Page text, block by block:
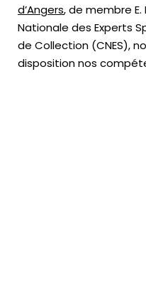
d’Angers, de membre E.
Nationale des Experts
de Collection (CNES),
disposition nos